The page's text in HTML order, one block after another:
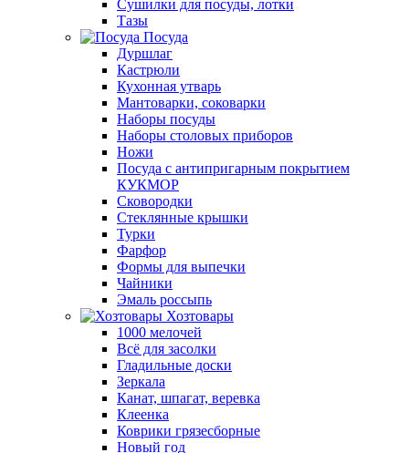
Сушилки для посуды, лотки
Тазы
Посуда
Дуршлаг
Кастрюли
Кухонная утварь
Мантоварки, соковарки
Наборы посуды
Наборы столовых приборов
Ножи
Посуда с антипригарным покрытием
КУКМОР
Сковородки
Стеклянные крышки
Турки
Фарфор
Формы для выпечки
Чайники
Эмаль россыпь
Хозтовары
1000 мелочей
Всё для засолки
Гладильные доски
Зеркала
Канат, шпагат, веревка
Клеенка
Коврики грязесборные
Новый год